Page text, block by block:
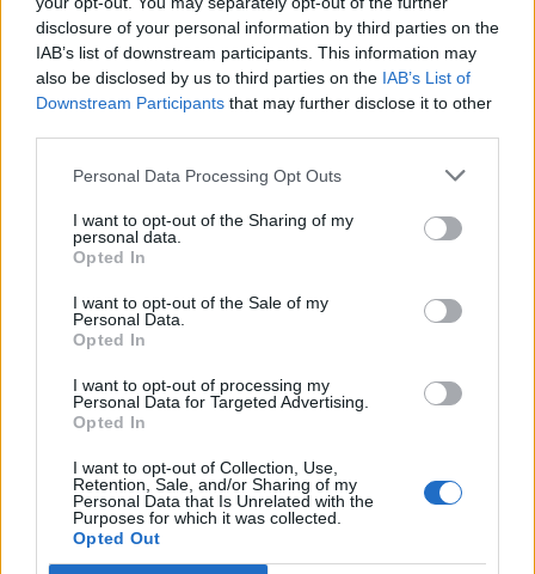
disclosure of your personal information by third parties on the
IAB’s list of downstream participants. This information may
also be disclosed by us to third parties on the IAB’s List of
Downstream Participants that may further disclose it to other
Personal Data Processing Opt Outs
I want to opt-out of the Sharing of my
personal data.
Opted In
I want to opt-out of the Sale of my
Personal Data.
Opted In
I want to opt-out of processing my
Personal Data for Targeted Advertising.
Opted In
I want to opt-out of Collection, Use,
Retention, Sale, and/or Sharing of my
Personal Data that Is Unrelated with the
Purposes for which it was collected.
Opted Out
@musicapuntocom